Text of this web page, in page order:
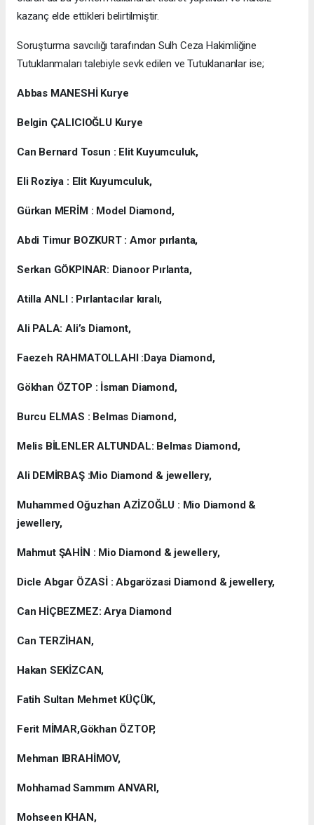
kazanç elde ettikleri belirtilmiştir.
Soruşturma savcılığı tarafından Sulh Ceza Hakimliğine
Tutuklanmaları talebiyle sevk edilen ve Tutuklananlar ise;
Abbas MANESHİ Kurye
Belgin ÇALICIOĞLU Kurye
Can Bernard Tosun : Elit Kuyumculuk,
Eli Roziya : Elit Kuyumculuk,
Gürkan MERİM : Model Diamond,
Abdi Timur BOZKURT : Amor pırlanta,
Serkan GÖKPINAR: Dianoor Pırlanta,
Atilla ANLI : Pırlantacılar kıralı,
Ali PALA: Ali’s Diamont,
Faezeh RAHMATOLLAHI :Daya Diamond,
Gökhan ÖZTOP : İsman Diamond,
Burcu ELMAS : Belmas Diamond,
Melis BİLENLER ALTUNDAL: Belmas Diamond,
Ali DEMİRBAŞ :Mio Diamond & jewellery,
Muhammed Oğuzhan AZİZOĞLU : Mio Diamond &
jewellery,
Mahmut ŞAHİN : Mio Diamond & jewellery,
Dicle Abgar ÖZASİ : Abgarözasi Diamond & jewellery,
Can HİÇBEZMEZ: Arya Diamond
Can TERZİHAN,
Hakan SEKİZCAN,
Fatih Sultan Mehmet KÜÇÜK,
Ferit MİMAR,Gökhan ÖZTOP,
Mehman IBRAHİMOV,
Mohhamad Sammım ANVARI,
Mohseen KHAN,